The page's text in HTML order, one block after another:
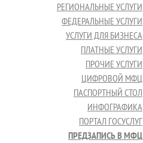
РЕГИОНАЛЬНЫЕ УСЛУГИ
ФЕДЕРАЛЬНЫЕ УСЛУГИ
УСЛУГИ ДЛЯ БИЗНЕСА
ПЛАТНЫЕ УСЛУГИ
ПРОЧИЕ УСЛУГИ
ЦИФРОВОЙ МФЦ
ПАСПОРТНЫЙ СТОЛ
ИНФОГРАФИКА
ПОРТАЛ ГОСУСЛУГ
ПРЕДЗАПИСЬ В МФЦ